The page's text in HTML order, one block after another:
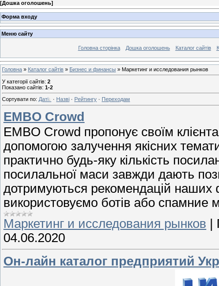
[Дошка оголошень]
Форма входу
Меню сайту
Головна сторінка Дошка оголошень Каталог сайтів
Головна » Каталог сайтів » Бизнес и финансы » Маркетинг и исследования рынков
У категорії сайтів: 2
Показано сайтів: 1-2
Сортувати по: Даті · Назві · Рейтингу · Переходам
EMBO Crowd
EMBO Crowd пропонує своїм
допомогою залучення якісних
практично будь-яку кількість
посилальної маси завжди дають
дотримуються рекомендацій наших
використовуємо ботів або спамние
Маркетинг и исследования рынков
04.06.2020
Он-лайн каталог предприятий